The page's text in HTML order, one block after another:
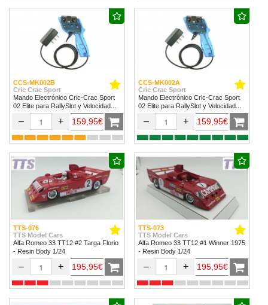
CCS-MK002B
Cric Crac Sport
Mando Electrónico Cric-Crac Sport
02 Elite para RallySlot y Velocidad
1/32 & 1/24.
– + 159,95€
CCS-MK002A
Cric Crac Sport
Mando Electrónico Cric-Crac Sport
02 Elite para RallySlot y Velocidad
1/32 & 1/24
– + 159,95€
TTS-076
TTS Model Cars
Alfa Romeo 33 TT12 #2 Targa Florio
- Resin Body 1/24
– + 195,95€
TTS-073
TTS Model Cars
Alfa Romeo 33 TT12 #1 Winner 1975
- Resin Body 1/24
– + 195,95€